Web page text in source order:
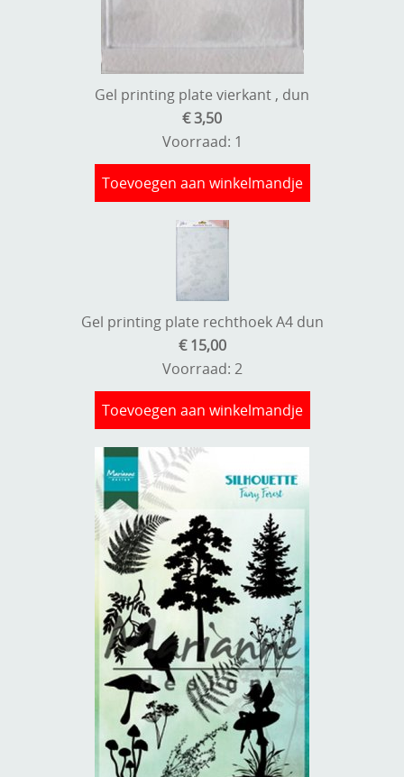
Gel printing plate vierkant , dun
€ 3,50
Voorraad: 1
Toevoegen aan winkelmandje
Gel printing plate rechthoek A4 dun
€ 15,00
Voorraad: 2
Toevoegen aan winkelmandje